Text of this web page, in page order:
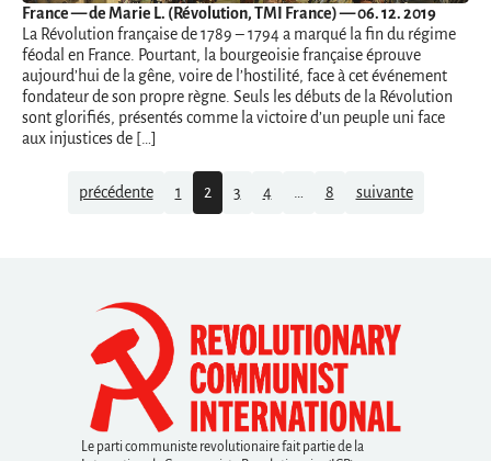
France— de Marie L. (Révolution, TMI France) — 06. 12. 2019
La Révolution française de 1789 – 1794 a marqué la fin du régime
féodal en France. Pourtant, la bourgeoisie française éprouve
aujourd’hui de la gêne, voire de l’hostilité, face à cet événement
fondateur de son propre règne. Seuls les débuts de la Révolution
sont glorifiés, présentés comme la victoire d’un peuple uni face
aux injustices de […]
Navigationprécédente 1 2 3 4 8 suivante
Le parti communiste revolutionaire fait partie de la